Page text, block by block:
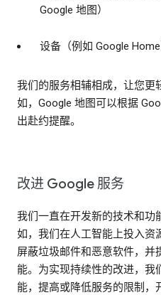
Google 地图）
设备（例如 Google Home
我们的服务相辅相成，让您更
如，Google 地图可以根据
出赴约提醒。
改进 Google 服务
我们一直在开发新的技术和功
如，我们在人工智能上投入资
屏蔽垃圾邮件和恶意软件，并
能。为实现持续性的改进，我
能，提高或降低服务的限制，